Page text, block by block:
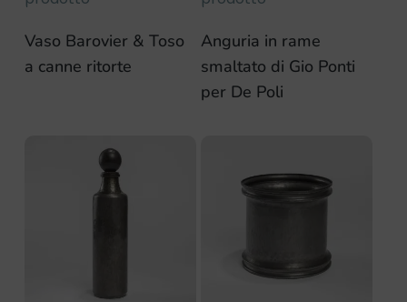
Vaso Barovier & Toso
a canne ritorte
Anguria in rame
smaltato di Gio Ponti
per De Poli